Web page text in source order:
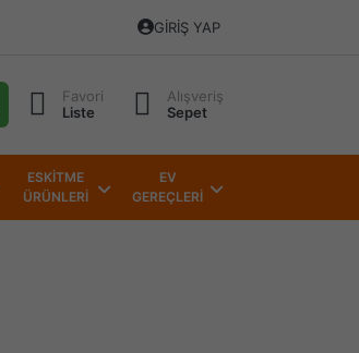
GIRIŞ YAP
Favori
Liste
Alışveriş
Sepet
ESKİTME
ÜRÜNLERİ
EV
GEREÇLERİ